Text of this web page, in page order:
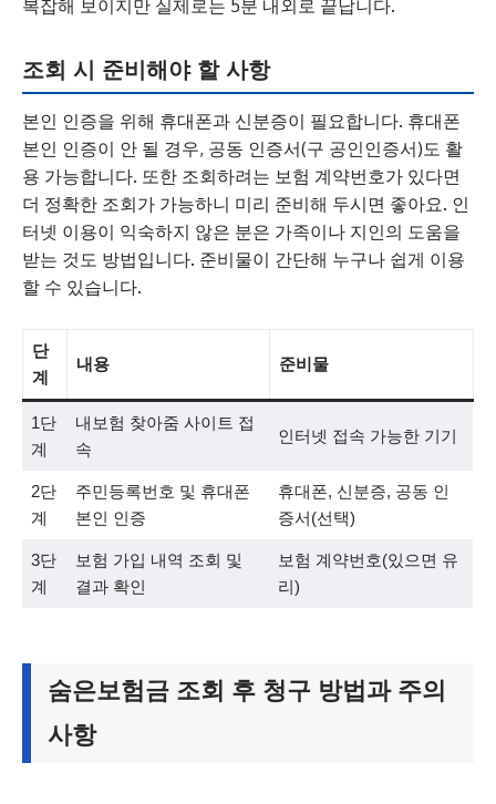
복잡해 보이지만 실제로는 5분 내외로 끝납니다.
조회 시 준비해야 할 사항
본인 인증을 위해 휴대폰과 신분증이 필요합니다. 휴대폰
본인 인증이 안 될 경우, 공동 인증서(구 공인인증서)도 활
용 가능합니다. 또한 조회하려는 보험 계약번호가 있다면
더 정확한 조회가 가능하니 미리 준비해 두시면 좋아요. 인
터넷 이용이 익숙하지 않은 분은 가족이나 지인의 도움을
받는 것도 방법입니다. 준비물이 간단해 누구나 쉽게 이용
할 수 있습니다.
단
계
내용 준비물
1단
계
내보험 찾아줌 사이트 접
속
인터넷 접속 가능한 기기
2단
계
주민등록번호 및 휴대폰
본인 인증
휴대폰, 신분증, 공동 인
증서(선택)
3단
계
보험 가입 내역 조회 및
결과 확인
보험 계약번호(있으면 유
리)
숨은보험금 조회 후 청구 방법과 주의
사항